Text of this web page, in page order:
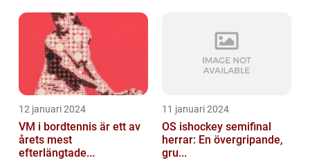
12 januari 2024
VM i bordtennis är ett av
årets mest
efterlängtade...
11 januari 2024
OS ishockey semifinal
herrar: En övergripande,
gru...